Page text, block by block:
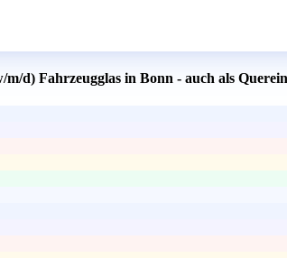
d) Fahrzeugglas in Bonn - auch als